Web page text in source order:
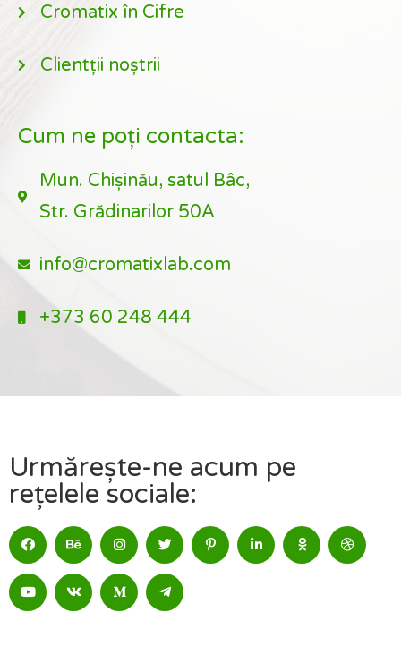
Cromatix în Cifre
Clientții noștrii
Cum ne poți contacta:
Mun. Chișinău, satul Bâc,
Str. Grădinarilor 50A
info@cromatixlab.com
+373 60 248 444
Urmărește-ne acum pe
rețelele sociale: